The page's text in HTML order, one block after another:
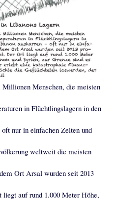
Menschen, die meisten
in Flüchtlingslagern in den
nur in einfachen Zelten und
weltweit die meisten
Ort Arsal wurden seit 2013
auf rund 1.000 Meter Höhe,